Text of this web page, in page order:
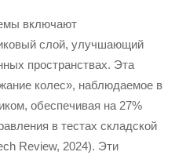
включают
слой, улучшающий
пространствах. Эта
колес», наблюдаемое в
обеспечивая на 27%
в тестах складской
Review, 2024). Эти